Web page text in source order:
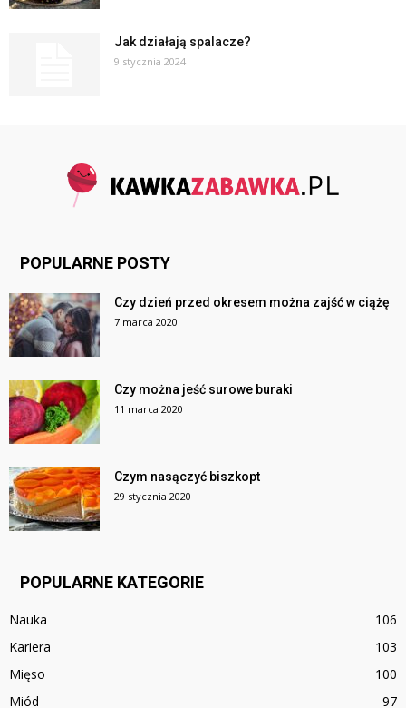
Jak działają spalacze?
9 stycznia 2024
POPULARNE POSTY
Czy dzień przed okresem można zajść w ciążę
7 marca 2020
Czy można jeść surowe buraki
11 marca 2020
Czym nasączyć biszkopt
29 stycznia 2020
POPULARNE KATEGORIE
Nauka
106
Kariera
103
Mięso
100
Miód
97